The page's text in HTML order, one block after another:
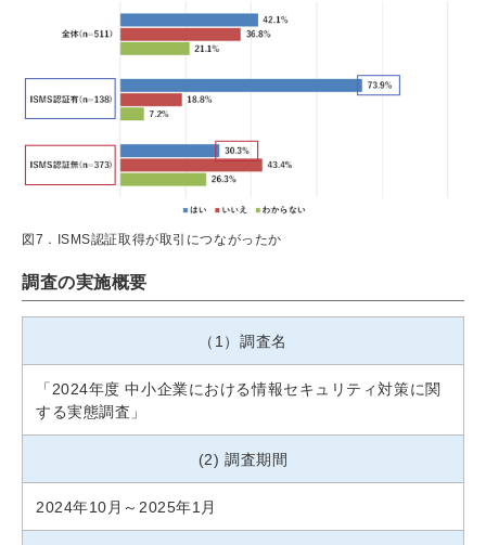
図7．ISMS認証取得が取引につながったか
調査の実施概要
（1）調査名
「2024年度 中小企業における情報セキュリティ対策に関
する実態調査」
(2) 調査期間
2024年10月～2025年1月